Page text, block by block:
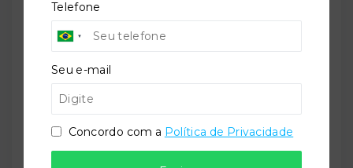
Telefone
E-mail
Mensagem
Telefone
Seu e-mail
Concordo com a Política de Privacidade